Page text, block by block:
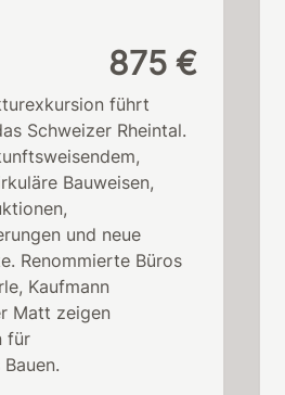
875 €
führt
Schweizer Rheintal.
Bauweisen,
und neue
Renommierte Büros
Kaufmann
Matt zeigen
für